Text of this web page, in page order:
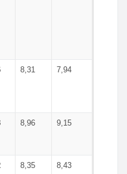
8,31 7,94
8,96 9,15
8,35 8,43